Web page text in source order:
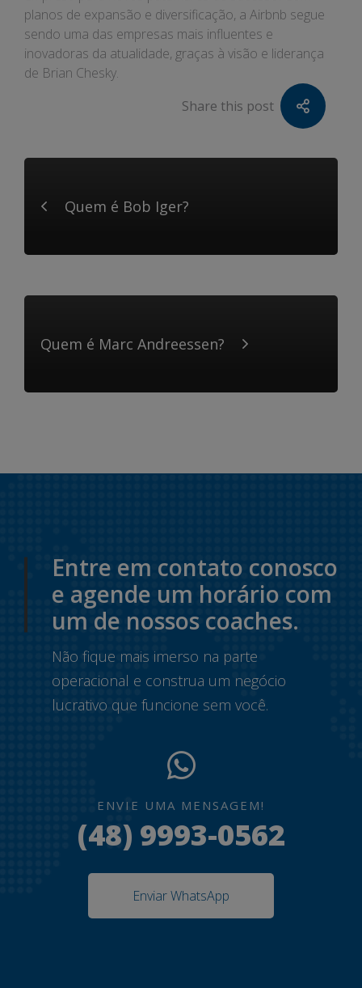
planos de expansão e diversificação, a Airbnb segue
sendo uma das empresas mais influentes e
inovadoras da atualidade, graças à visão e liderança
de Brian Chesky.
Share this post
Quem é Bob Iger?
Quem é Marc Andreessen?
Entre em contato conosco
e agende um horário com
um de nossos coaches.
Não fique mais imerso na parte
operacional e construa um negócio
lucrativo que funcione sem você.
ENVIE UMA MENSAGEM!
(48) 9993-0562
Enviar WhatsApp